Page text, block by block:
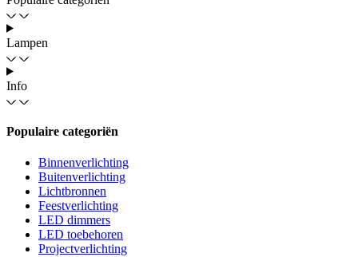
Lampen
Info
Populaire categoriën
Binnenverlichting
Buitenverlichting
Lichtbronnen
Feestverlichting
LED dimmers
LED toebehoren
Projectverlichting